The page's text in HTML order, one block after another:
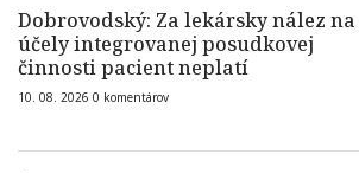
Dobrovodský: Za lekársky nález na
účely integrovanej posudkovej
činnosti pacient neplatí
10. 08. 2026 0 komentárov